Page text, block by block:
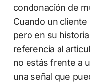
condonación de
Cuando un cliente
pero en su
referencia al
no estás frente a
una señal que